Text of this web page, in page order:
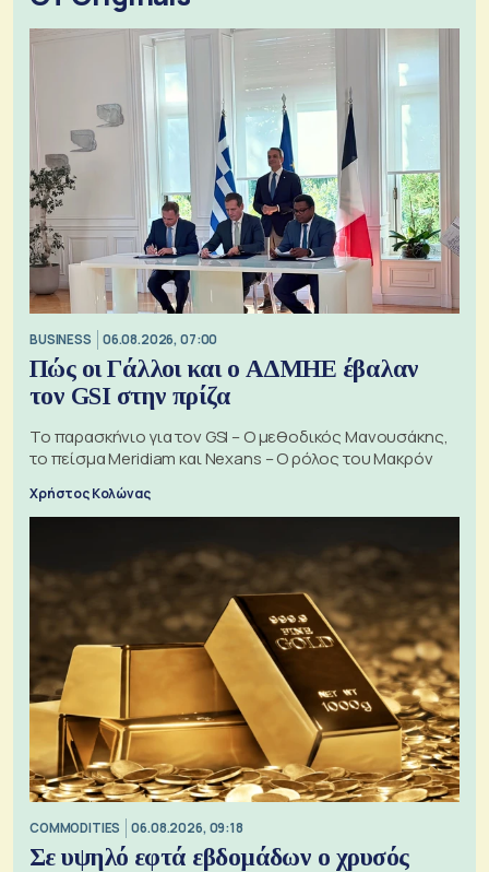
BUSINESS 06.08.2026, 07:00
Πώς οι Γάλλοι και ο ΑΔΜΗΕ έβαλαν
τον GSI στην πρίζα
Το παρασκήνιο για τον GSI – Ο μεθοδικός Μανουσάκης,
το πείσμα Meridiam και Nexans – Ο ρόλος του Μακρόν
Χρήστος Κολώνας
COMMODITIES 06.08.2026, 09:18
Σε υψηλό εφτά εβδομάδων ο χρυσός